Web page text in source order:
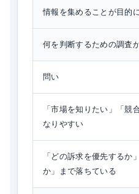
情報を集めることが目的
何を判断するための調査
問い
「市場を知りたい」「競
なりやすい
「どの訴求を優先するか
か」まで落ちている